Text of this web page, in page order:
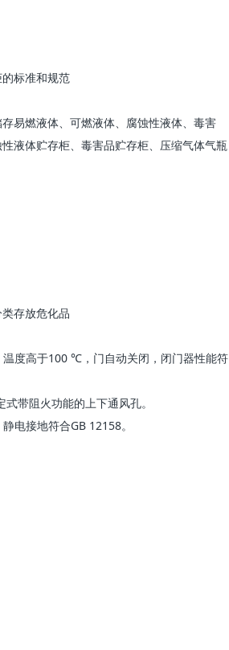
的标准和规范
易燃液体、可燃液体、腐蚀性液体、毒害
液体贮存柜、毒害品贮存柜、压缩气体气瓶
存放危化品
度高于100 ℃，门自动关闭，闭门器性能符
带阻火功能的上下通风孔。
电接地符合GB 12158。